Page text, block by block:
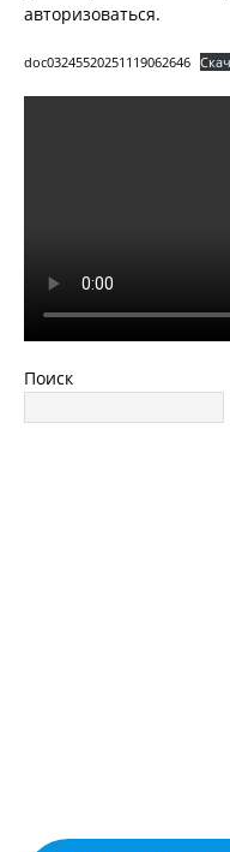
авторизоваться.
doc03245520251119062646
Поиск